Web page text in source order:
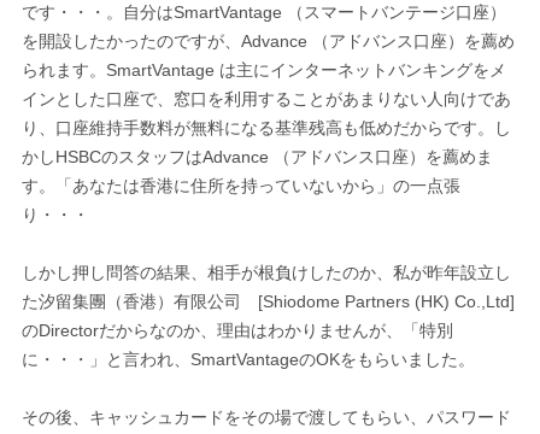
です・・・。自分はSmartVantage （スマートバンテージ口座）
を開設したかったのですが、Advance （アドバンス口座）を薦め
られます。SmartVantage は主にインターネットバンキングをメ
インとした口座で、窓口を利用することがあまりない人向けであ
り、口座維持手数料が無料になる基準残高も低めだからです。し
かしHSBCのスタッフはAdvance （アドバンス口座）を薦めま
す。「あなたは香港に住所を持っていないから」の一点張
り・・・
しかし押し問答の結果、相手が根負けしたのか、私が昨年設立し
た汐留集團（香港）有限公司 [Shiodome Partners (HK) Co.,Ltd]
のDirectorだからなのか、理由はわかりませんが、「特別
に・・・」と言われ、SmartVantageのOKをもらいました。
その後、キャッシュカードをその場で渡してもらい、パスワード